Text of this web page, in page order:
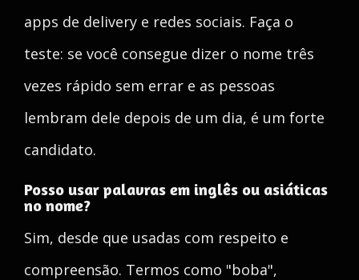
apps de delivery e redes sociais. Faça o
teste: se você consegue dizer o nome três
vezes rápido sem errar e as pessoas
lembram dele depois de um dia, é um forte
candidato.
Posso usar palavras em inglês ou asiáticas
no nome?
Sim, desde que usadas com respeito e
compreensão. Termos como "boba",